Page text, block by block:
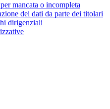
mancata o incompleta
dei dati da parte dei titolari
dirigenziali